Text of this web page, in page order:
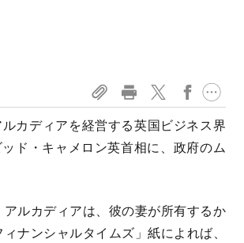
カディアを経営する英国ビジネス界
ド・キャメロン英首相に、政府のム
ルカディアは、彼の妻が所有するか
ナンシャルタイムズ」紙によれば、